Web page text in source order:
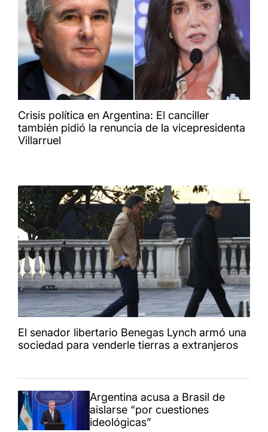
Crisis política en Argentina: El canciller
también pidió la renuncia de la vicepresidenta
Villarruel
El senador libertario Benegas Lynch armó una
sociedad para venderle tierras a extranjeros
Argentina acusa a Brasil de
aislarse “por cuestiones
ideológicas”